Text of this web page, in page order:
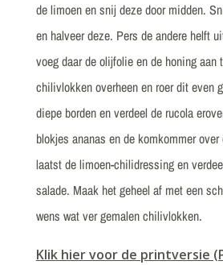
de limoen en snij deze door midden.
en halveer deze. Pers de andere helft
voeg daar de olijfolie en de honing aan
chilivlokken overheen en roer dit even
diepe borden en verdeel de rucola
blokjes ananas en de komkommer
laatst de limoen-chilidressing en
salade. Maak het geheel af met een
wens wat ver gemalen chilivlokken.
Klik hier voor de printversie